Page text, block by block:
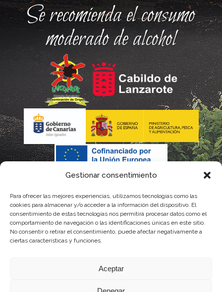
Gestionar consentimiento
Para ofrecer las mejores experiencias, utilizamos tecnologías como las
cookies para almacenar y/o acceder a la información del dispositivo. El
consentimiento de estas tecnologías nos permitirá procesar datos como el
comportamiento de navegación o las identificaciones únicas en este sitio.
No consentir o retirar el consentimiento, puede afectar negativamente a
ciertas características y funciones.
Aceptar
Se recomienda el consumo
moderado de alcohol
La gestión de la DOP Lanzarote realizada por este Consejo Regulador es financiada,
con fondos provenientes del presupuesto de gastos del Instituto Canario de